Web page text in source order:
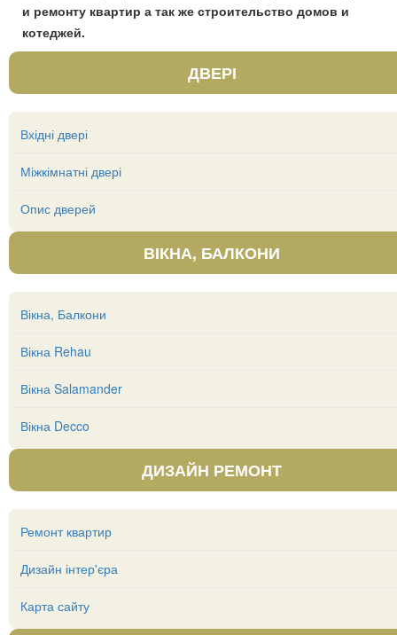
и ремонту квартир а так же строительство домов и
котеджей.
ДВЕРІ
Вхідні двері
Міжкімнатні двері
Опис дверей
ВІКНА, БАЛКОНИ
Вікна, Балкони
Вікна Rehau
Вікна Salamander
Вікна Decco
ДИЗАЙН РЕМОНТ
Ремонт квартир
Дизайн інтер'єра
Карта сайту